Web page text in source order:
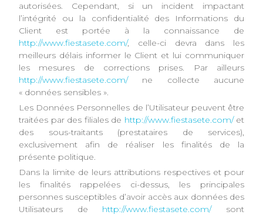
autorisées. Cependant, si un incident impactant
l’intégrité ou la confidentialité des Informations du
Client est portée à la connaissance de
http://www.fiestasete.com/, celle-ci devra dans les
meilleurs délais informer le Client et lui communiquer
les mesures de corrections prises. Par ailleurs
http://www.fiestasete.com/ne collecte aucune
« données sensibles ».
Les Données Personnelles de l’Utilisateur peuvent être
traitées par des filiales de http://www.fiestasete.com/et
des sous-traitants (prestataires de services),
exclusivement afin de réaliser les finalités de la
présente politique.
Dans la limite de leurs attributions respectives et pour
les finalités rappelées ci-dessus, les principales
personnes susceptibles d’avoir accès aux données des
Utilisateurs de http://www.fiestasete.com/sont